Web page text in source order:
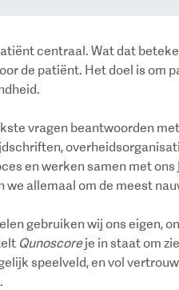
centraal. Wat dat
de patiënt. Het doel is om
vragen beantwoorden
en werken samen met ons
we allemaal om de meest
gebruiken wij ons eigen,
Qunoscoreje in staat om
speelveld, en vol